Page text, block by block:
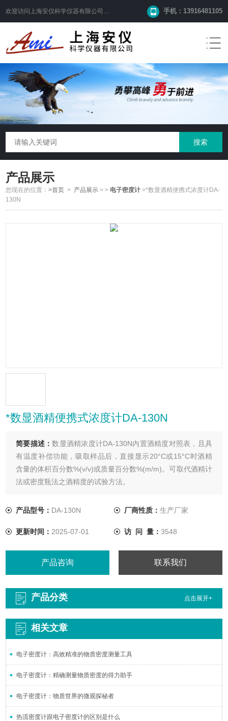
欢迎访问 上海安仪科学仪器有限公司 网站！ 手机：13916481105
产品展示
您现在的位置：>首页 > 产品展示 >> 电子密度计 >*数显酒精便携式浓度计DA-
130N
*数显酒精便携式浓度计DA-130N
简要描述：数显酒精浓度计DA-130N内置酒精度对照表，且具
有温度补偿功能，吸取样品后，直接显示20°C或15°C时酒精
含量的体积百分数%(v/v)或质量百分数%(m/m)。可取代酒精计
法或密度瓶法之酒精度的试验方法。
产品型号： DA-130N 厂商性质： 生产厂家
更新时间： 2025-07-01 访 问 量： 3548
产品咨询 联系我们
产品分类 点击展开+
相关文章
电子密度计：高效精准的物质密度测量工具
电子密度计：精确测量物质密度的得力助手
电子密度计：物质世界的微观探秘者
热流密度计跟电子密度计的区别是什么